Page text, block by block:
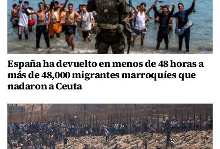
España ha devuelto en menos de 48 horas a
más de 48,000 migrantes marroquíes que
nadaron a Ceuta